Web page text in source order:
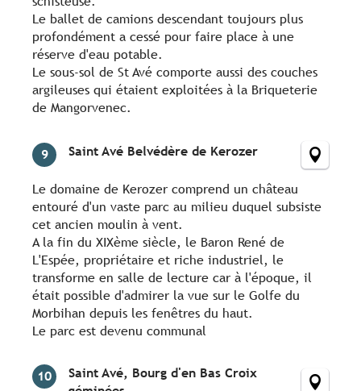
Le ballet de camions descendant toujours plus
profondément a cessé pour faire place à une
réserve d'eau potable.
Le sous-sol de St Avé comporte aussi des couches
argileuses qui étaient exploitées à la Briqueterie
de Mangorvenec.
9 Saint Avé Belvédère de Kerozer
Le domaine de Kerozer comprend un château
entouré d'un vaste parc au milieu duquel subsiste
cet ancien moulin à vent.
A la fin du XIXème siècle, le Baron René de
L'Espée, propriétaire et riche industriel, le
transforme en salle de lecture car à l'époque, il
était possible d'admirer la vue sur le Golfe du
Morbihan depuis les fenêtres du haut.
Le parc est devenu communal
10
Saint Avé, Bourg d'en Bas Croix